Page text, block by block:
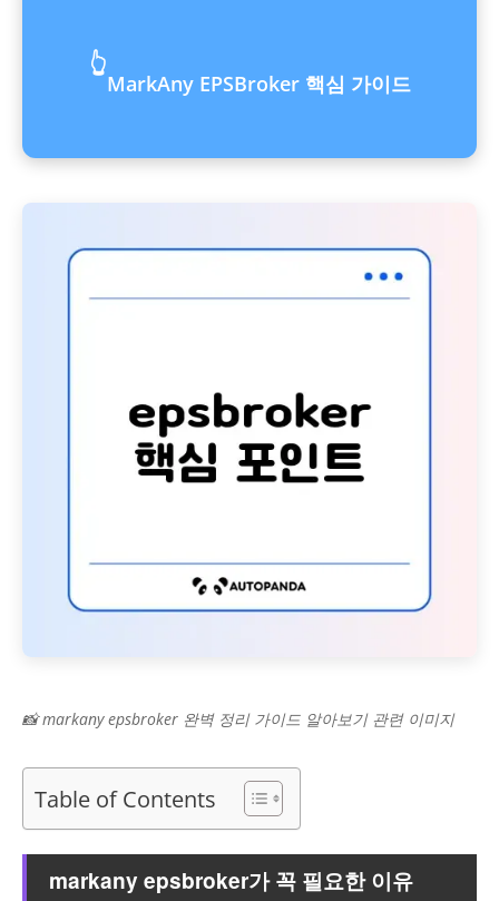
👆
MarkAny EPSBroker 핵심 가이드
📸 markany epsbroker 완벽 정리 가이드 알아보기 관련 이미지
Table of Contents
markany epsbroker가 꼭 필요한 이유